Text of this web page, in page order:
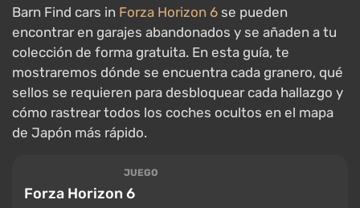
Barn Find cars in Forza Horizon 6 se pueden
encontrar en garajes abandonados y se añaden a tu
colección de forma gratuita. En esta guía, te
mostraremos dónde se encuentra cada granero, qué
sellos se requieren para desbloquear cada hallazgo y
cómo rastrear todos los coches ocultos en el mapa
de Japón más rápido.
JUEGO
Forza Horizon 6